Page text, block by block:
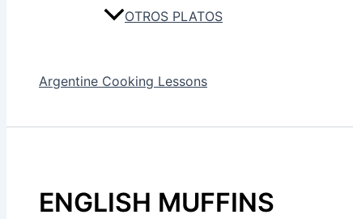
OTROS PLATOS
Argentine Cooking Lessons
ENGLISH MUFFINS